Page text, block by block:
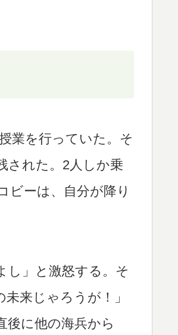
業を行っていた。そ
された。2人しか乗
ビーは、自分が降り
し」と激怒する。そ
来じゃろうが！」
後に他の海兵から